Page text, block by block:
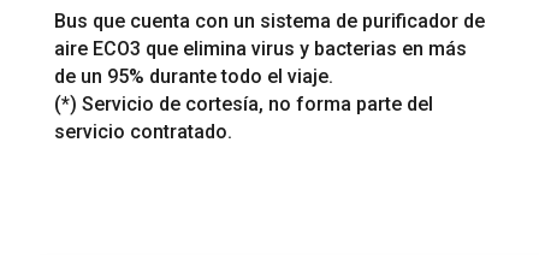
Bus que cuenta con un sistema de purificador de
aire ECO3 que elimina virus y bacterias en más
de un 95% durante todo el viaje.
(*) Servicio de cortesía, no forma parte del
servicio contratado.